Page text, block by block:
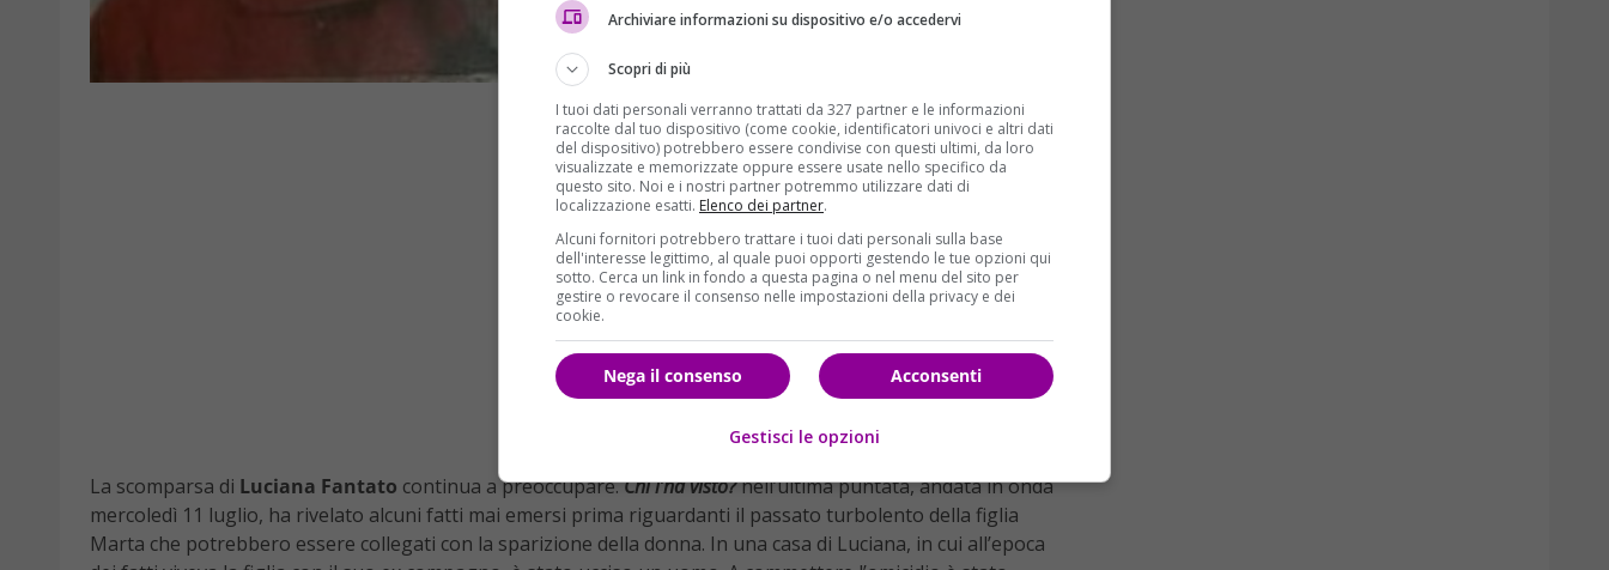
La scomparsa di Luciana Fantato continua a preoccupare.Chi l’ha visto?nell’ultima puntata, andata in onda
mercoledì 11 luglio, ha rivelato alcuni fatti mai emersi prima riguardanti il passato turbolento della figlia
Marta che potrebbero essere collegati con la sparizione della donna. In una casa di Luciana, in cui all’epoca
Archiviare informazioni su dispositivo e/o accedervi
Scopri di più
I tuoi dati personali verranno trattati da 327 partner e le informazioni
raccolte dal tuo dispositivo (come cookie, identificatori univoci e altri dati
del dispositivo) potrebbero essere condivise con questi ultimi, da loro
visualizzate e memorizzate oppure essere usate nello specifico da
questo sito. Noi e i nostri partner potremmo utilizzare dati di
localizzazione esatti. Elenco dei partner.
Alcuni fornitori potrebbero trattare i tuoi dati personali sulla base
dell'interesse legittimo, al quale puoi opporti gestendo le tue opzioni qui
sotto. Cerca un link in fondo a questa pagina o nel menu del sito per
gestire o revocare il consenso nelle impostazioni della privacy e dei
cookie.
Acconsenti
Nega il consenso
Gestisci le opzioni